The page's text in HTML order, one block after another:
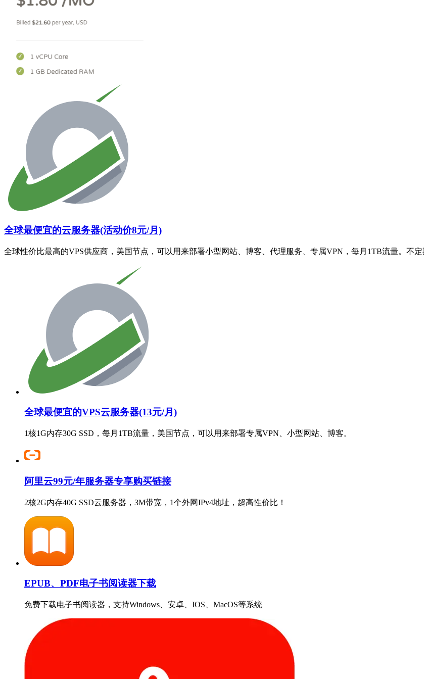
全球最便宜的云服务器(活动价8元/月)
全球性价比最高的VPS供应商，美国节点，可以用来部署小型网站、博客、代理服务、专属VPN，每月1TB流量。不
全球最便宜的VPS云服务器(13元/月)
1核1G内存30G SSD，每月1TB流量，美国节点，可以用来部署专属VPN、小型网站、博客。
阿里云99元/年服务器专享购买链接
2核2G内存40G SSD云服务器，3M带宽，1个外网IPv4地址，超高性价比！
EPUB、PDF电子书阅读器下载
免费下载电子书阅读器，支持Windows、安卓、IOS、MacOS等系统